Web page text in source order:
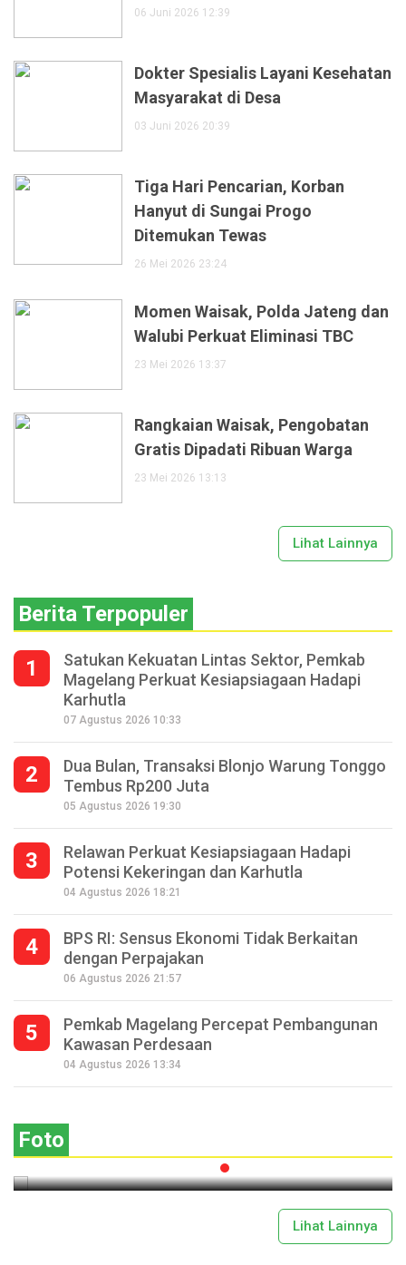
06 Juni 2026 12:39
Dokter Spesialis Layani Kesehatan
Masyarakat di Desa
03 Juni 2026 20:39
Tiga Hari Pencarian, Korban
Hanyut di Sungai Progo
Ditemukan Tewas
26 Mei 2026 23:24
Momen Waisak, Polda Jateng dan
Walubi Perkuat Eliminasi TBC
23 Mei 2026 13:37
Rangkaian Waisak, Pengobatan
Gratis Dipadati Ribuan Warga
23 Mei 2026 13:13
Lihat Lainnya
Berita Terpopuler
1
Satukan Kekuatan Lintas Sektor, Pemkab
Magelang Perkuat Kesiapsiagaan Hadapi
Karhutla
07 Agustus 2026 10:33
2
Dua Bulan, Transaksi Blonjo Warung Tonggo
Tembus Rp200 Juta
05 Agustus 2026 19:30
3
Relawan Perkuat Kesiapsiagaan Hadapi
Potensi Kekeringan dan Karhutla
04 Agustus 2026 18:21
4
BPS RI: Sensus Ekonomi Tidak Berkaitan
dengan Perpajakan
06 Agustus 2026 21:57
5
Pemkab Magelang Percepat Pembangunan
Kawasan Perdesaan
04 Agustus 2026 13:34
Foto
Seperempat Abad Perhelatan Festival
Lima Gunung XXV Kobarkan Semangat
Lihat Lainnya